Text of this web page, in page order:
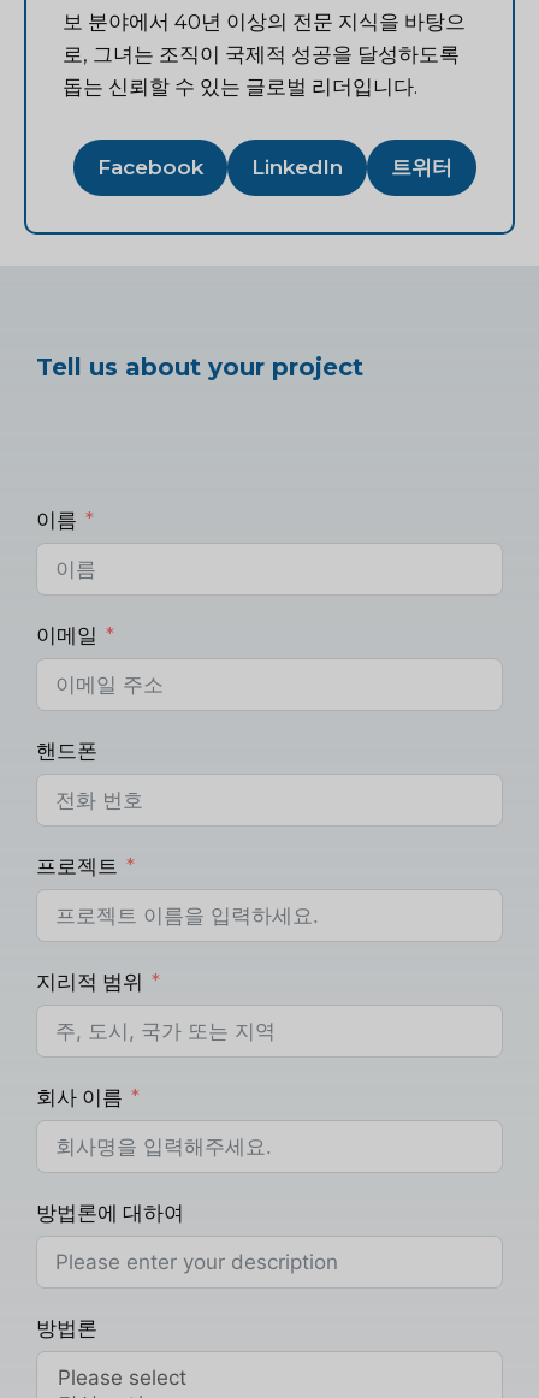
보 분야에서 40년 이상의 전문 지식을 바탕으
로, 그녀는 조직이 국제적 성공을 달성하도록
돕는 신뢰할 수 있는 글로벌 리더입니다.
Facebook LinkedIn 트위터
Tell us about your project
이름
이메일
핸드폰
프로젝트
지리적 범위
회사 이름
방법론에 대하여
방법론